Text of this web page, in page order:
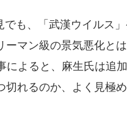
も、「武漢ウイルス
マン級の景気悪化と
によると、麻生氏は追
切れるのか、よく見極